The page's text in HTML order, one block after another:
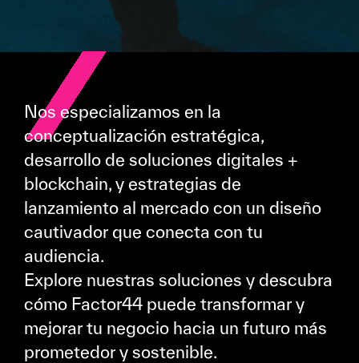
Nos especializamos en la
conceptualización estratégica,
desarrollo de soluciones digitales +
blockchain, y estrategias de
lanzamiento al mercado con un diseño
cautivador que conecta con tu
audiencia.
Explore nuestras soluciones y descubra
cómo Factor44 puede transformar y
mejorar tu negocio hacia un futuro más
prometedor y sostenible.